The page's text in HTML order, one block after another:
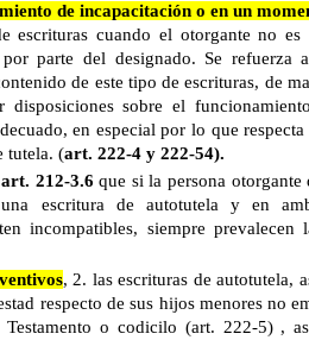
de incapacitación o en un
escrituras cuando el otorgante no
parte del designado. Se refuerza
de este tipo de escrituras, de
disposiciones sobre el
en especial por lo que
tutela. (art. 222-4 y 222-54).
art. 212-3.6 que si la persona
escritura de autotutela y en
incompatibles, siempre
, 2. las escrituras de autotutela,
respecto de sus hijos menores no
Testamento o codicilo (art. 222-5) ,